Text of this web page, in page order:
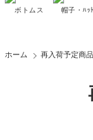
ボトムス 帽子・ﾊｯﾄ
ホーム 再入荷予定商品